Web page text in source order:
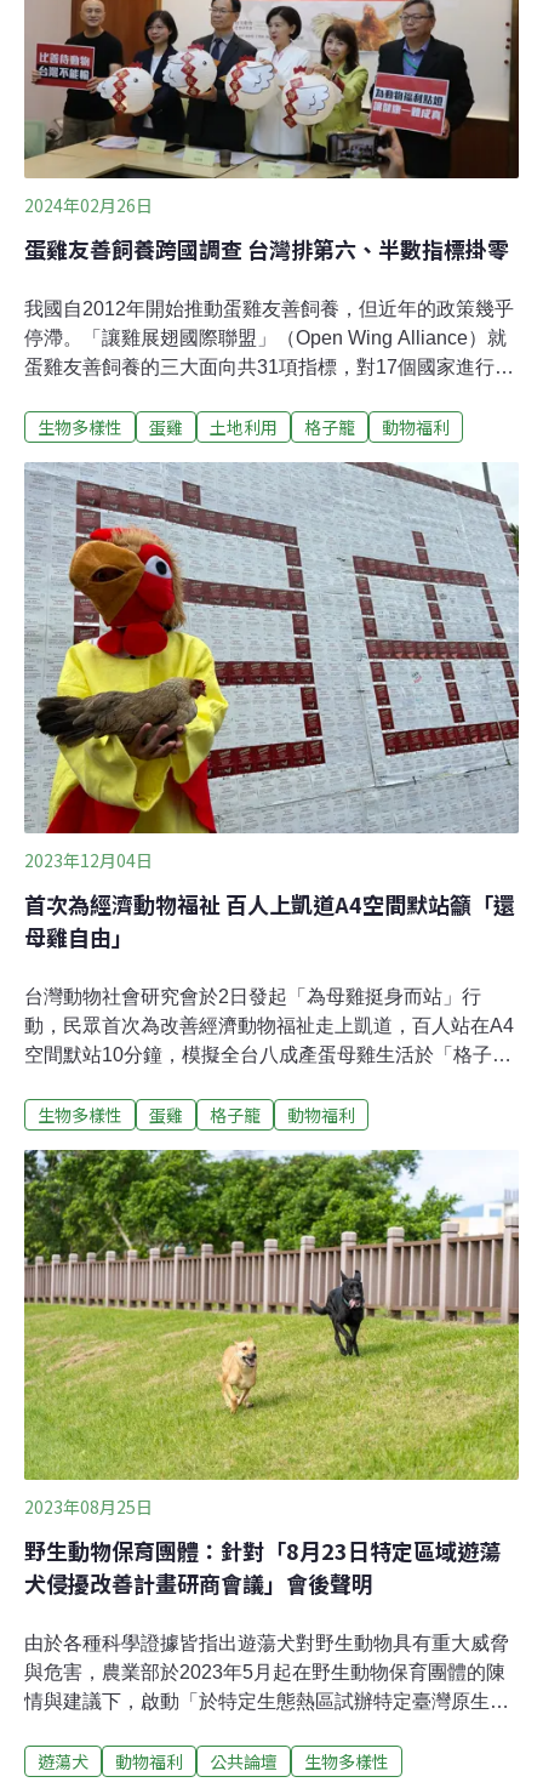
無法判斷性別，剛破蛋的小公雞因沒有產蛋功能通常即刻
絞殺、淘汰。德國目前已有商業技術可在蛋中判定性別，
在蛋中的小公雞尚未發展出痛覺以前，將整顆蛋淘汰，除
能減少動物生命的犧牲與痛苦，也能降低整體孵育作業成
本。德國
2024年02月26日
蛋雞友善飼養跨國調查 台灣排第六、半數指標掛零
我國自2012年開始推動蛋雞友善飼養，但近年的政策幾乎
停滯。「讓雞展翅國際聯盟」（Open Wing Alliance）就
蛋雞友善飼養的三大面向共31項指標，對17個國家進行綜
果，其中台灣排名第六，比不丹、韓國低，首三位依次則
零分，滿分140分中僅獲29分。新國會三大黨促農業部制
定蛋雞友善飼養政策「讓雞展翅國際聯盟」的三大面向評
比中，台灣在「廢除蛋雞籠飼進度」中表現最差，只得零
分；「非籠飼轉型措施」獲16分；「蛋雞動物福利規範」
獲13分。其餘15項獲零分的項目，則包括「禁止或逐步淘
汰層架式雞籠」（Battery cage，即俗稱的格子籠）、
「制定逐步淘汰籠飼的政策目標」、「提供非籠飼轉型資
金補助」、「提供非籠飼技術訓練或支援」、「公開的官
方統計數據」等。評比得分和排名，跟是否為已開發國家
生物多樣性 蛋雞 土地利用 格子籠 動物福利
2023年12月04日
首次為經濟動物福祉 百人上凱道A4空間默站籲「還
母雞自由」
台灣動物社會研究會於2日發起「為母雞挺身而站」行
動，民眾首次為改善經濟動物福祉走上凱道，百人站在A4
空間默站10分鐘，模擬全台八成產蛋母雞生活於「格子
福祉。研究會訴求包含禁建新的格子籠蛋雞場、2030年前
蛋雞均為傳統籠飼，如改變生產方式但無適當配套，恐影
響整體雞蛋供需平衡。活雞也上街頭爭取動福這一天，氣
溫降到17°C，凱道一片濕冷，新手媽媽王廷抱着8個月大
的孩子到來，為母雞福祉站出來。她當媽媽後，比以前更
關心食物健康和動物福祉，看過畜牧業殘忍對待乳牛、母
雞，感覺震撼亦感同身受，今年8月更開始茹素。「地球
的未來是屬於小孩的」，她希望孩子可以從小接觸到動福
議題，將來也會為動物發聲。現場有一塊「讓母雞自由」
佈景板，是由逾萬名民眾簽署的「廢除格子籠」明信片拼
砌而成。Ariel帶着一黑一白的非籠飼烏骨
生物多樣性 蛋雞 格子籠 動物福利
2023年08月25日
野生動物保育團體：針對「8月23日特定區域遊蕩
犬侵擾改善計畫研商會議」會後聲明
由於各種科學證據皆指出遊蕩犬對野生動物具有重大威脅
與危害，農業部於2023年5月起在野生動物保育團體的陳
情與建議下，啟動「於特定生態熱區試辦特定臺灣原生種
部生物多樣性研究所與林業與自然保育署，根據保育類動
遊蕩犬 動物福利 公共論壇 生物多樣性